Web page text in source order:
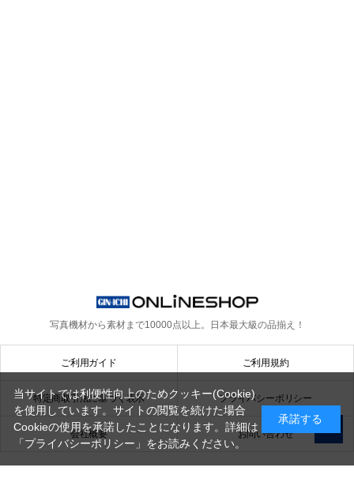
写真機材から素材まで10000点以上。 日本最大級の品揃え！
ご利用ガイド ご利用規約
特定商取引法に基づく表示 プライバシーポリシー
会社概要 お問い合わせ
当サイトでは利便性向上のためクッキー(Cookie)
を使用しています。サイトの閲覧を続けた場合
Cookieの使用を承諾したことになります。詳細は
「プライバシーポリシー」 をお読みください。
承諾する